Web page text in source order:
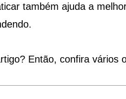
também ajuda a
Então, confira vários